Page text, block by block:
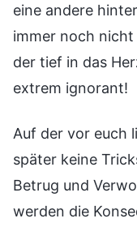
eine andere
immer noch
der tief in das
extrem ignorant!
Auf der vor euch
später keine
Betrug und
werden die